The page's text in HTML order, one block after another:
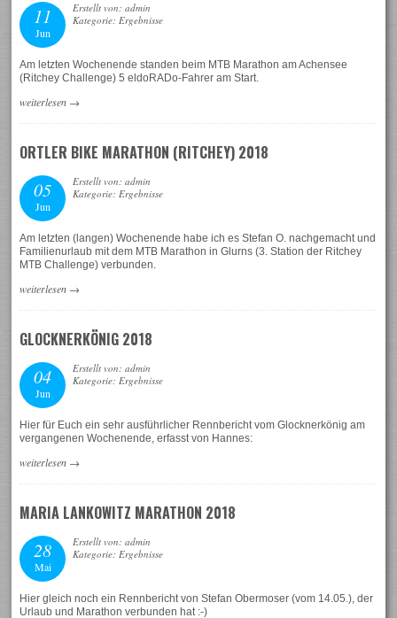
11
Jun
Erstellt von: admin
Kategorie: Ergebnisse
Am letzten Wochenende standen beim MTB Marathon am Achensee
(Ritchey Challenge) 5 eldoRADo-Fahrer am Start.
weiterlesen →
ORTLER BIKE MARATHON (RITCHEY) 2018
05
Jun
Erstellt von: admin
Kategorie: Ergebnisse
Am letzten (langen) Wochenende habe ich es Stefan O. nachgemacht und
Familienurlaub mit dem MTB Marathon in Glurns (3. Station der Ritchey
MTB Challenge) verbunden.
weiterlesen →
GLOCKNERKÖNIG 2018
04
Jun
Erstellt von: admin
Kategorie: Ergebnisse
Hier für Euch ein sehr ausführlicher Rennbericht vom Glocknerkönig am
vergangenen Wochenende, erfasst von Hannes:
weiterlesen →
MARIA LANKOWITZ MARATHON 2018
28
Mai
Erstellt von: admin
Kategorie: Ergebnisse
Hier gleich noch ein Rennbericht von Stefan Obermoser (vom 14.05.), der
Urlaub und Marathon verbunden hat :-)